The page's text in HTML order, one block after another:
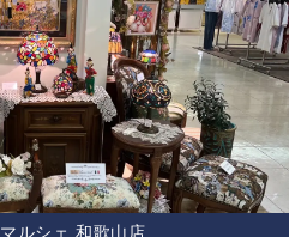
ルシェ 和歌山店